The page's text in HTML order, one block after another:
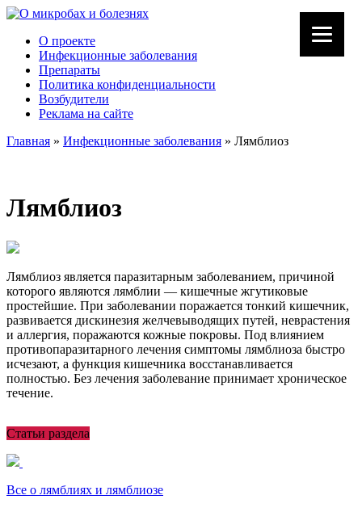
О проекте
Инфекционные заболевания
Препараты
Политика конфиденциальности
Возбудители
Реклама на сайте
Главная » Инфекционные заболевания » Лямблиоз
Лямблиоз
Лямблиоз является паразитарным заболеванием, причиной
которого являются лямблии — кишечные жгутиковые
простейшие. При заболевании поражается тонкий кишечник,
развивается дискинезия желчевыводящих путей, неврастения
и аллергия, поражаются кожные покровы. Под влиянием
противопаразитарного лечения симптомы лямблиоза быстро
исчезают, а функция кишечника восстанавливается
полностью. Без лечения заболевание принимает хроническое
течение.
Статьи раздела
Все о лямблиях и лямблиозе